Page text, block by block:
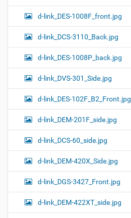
d-link_DES-1008F_front.jpg
d-link_DCS-3110_Back.jpg
d-link_DES-1008P_back.jpg
d-link_DVS-301_Side.jpg
d-link_DES-102F_B2_Front.jpg
d-link_DEM-201F_side.jpg
d-link_DCS-60_side.jpg
d-link_DEM-420X_Side.jpg
d-link_DGS-3427_Front.jpg
d-link_DEM-422XT_side.jpg